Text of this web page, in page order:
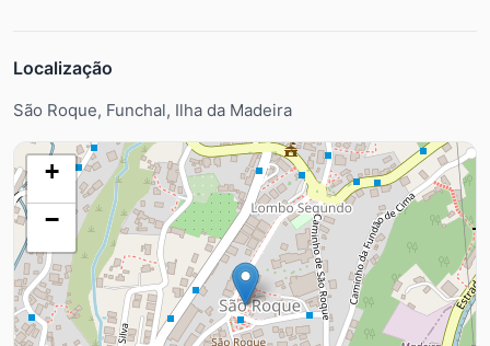
Localização
São Roque, Funchal, Ilha da Madeira
+
−